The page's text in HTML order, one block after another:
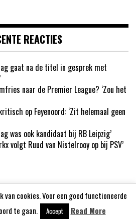
REACTIES
gaat na de titel in gesprek met
naar de Premier League? ‘Zou het
op Feyenoord: ‘Zit helemaal geen
was ook kandidaat bij RB Leipzig’
volgt Ruud van Nistelrooy op bij PSV’
doorWordPress
van cookies. Voor een goed functioneerde
te gaan.
Accept Read More